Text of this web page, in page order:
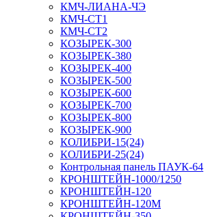
КМЧ-ЛИАНА-ЧЭ
КМЧ-СТ1
КМЧ-СТ2
КОЗЫРЕК-300
КОЗЫРЕК-380
КОЗЫРЕК-400
КОЗЫРЕК-500
КОЗЫРЕК-600
КОЗЫРЕК-700
КОЗЫРЕК-800
КОЗЫРЕК-900
КОЛИБРИ-15(24)
КОЛИБРИ-25(24)
Контрольная панель ПАУК-64
КРОНШТЕЙН-1000/1250
КРОНШТЕЙН-120
КРОНШТЕЙН-120М